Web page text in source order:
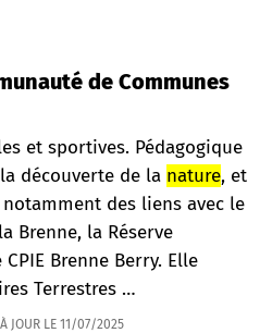
de Communes
et sportives. Pédagogique
découverte de la nature, et
des liens avec le
Brenne, la Réserve
Brenne Berry. Elle
Terrestres …
JOUR LE 11/07/2025